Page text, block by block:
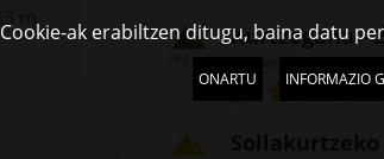
Cookie-ak erabiltzen ditugu, baina datu
ONARTU INFORMAZIO
363 m
Kurtzegana -
Gorbeia